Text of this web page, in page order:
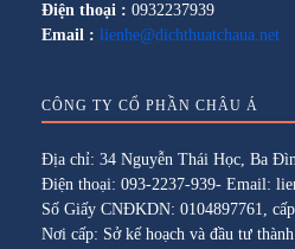
Điện thoại : 0932237939
Email : lienhe@dichthuatchaua.net
CÔNG TY CỔ PHẦN CHÂU Á
Địa chỉ: 34 Nguyễn Thái Học, Ba
Điện thoại: 093-2237-939- Email:
Số Giấy CNĐKDN: 0104897761,
Nơi cấp: Sở kế hoạch và đầu tư